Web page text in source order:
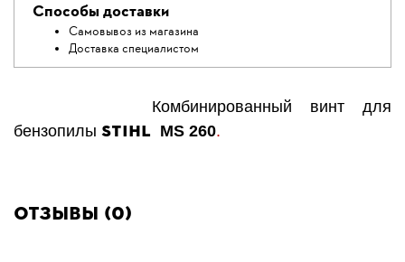
Способы доставки
Самовывоз из магазина
Доставка специалистом
Комбинированный винт для
бензопилы STIHL MS 260.
Отзывы (0)